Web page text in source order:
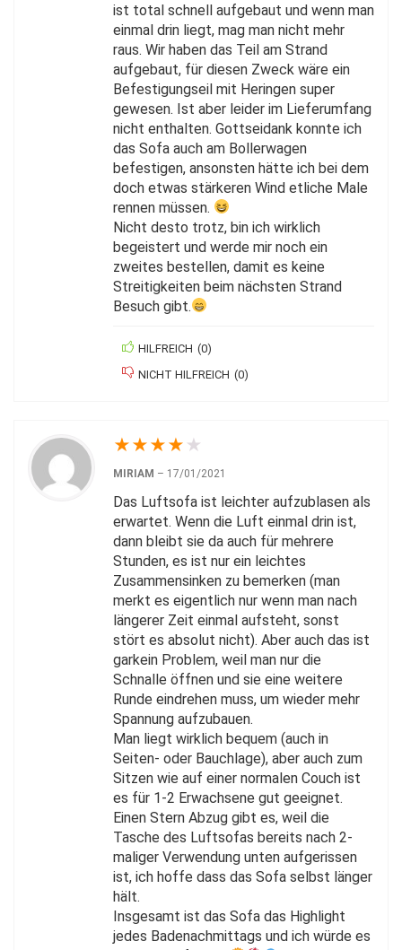
ist total schnell aufgebaut und wenn man
einmal drin liegt, mag man nicht mehr
raus. Wir haben das Teil am Strand
aufgebaut, für diesen Zweck wäre ein
Befestigungseil mit Heringen super
gewesen. Ist aber leider im Lieferumfang
nicht enthalten. Gottseidank konnte ich
das Sofa auch am Bollerwagen
befestigen, ansonsten hätte ich bei dem
doch etwas stärkeren Wind etliche Male
rennen müssen.
Nicht desto trotz, bin ich wirklich
begeistert und werde mir noch ein
zweites bestellen, damit es keine
Streitigkeiten beim nächsten Strand
Besuch gibt.
HILFREICH (0)
NICHT HILFREICH (0)
★★★★ ★
MIRIAM – 17/01/2021
Das Luftsofa ist leichter aufzublasen als
erwartet. Wenn die Luft einmal drin ist,
dann bleibt sie da auch für mehrere
Stunden, es ist nur ein leichtes
Zusammensinken zu bemerken (man
merkt es eigentlich nur wenn man nach
längerer Zeit einmal aufsteht, sonst
stört es absolut nicht). Aber auch das ist
garkein Problem, weil man nur die
Schnalle öffnen und sie eine weitere
Runde eindrehen muss, um wieder mehr
Spannung aufzubauen.
Man liegt wirklich bequem (auch in
Seiten- oder Bauchlage), aber auch zum
Sitzen wie auf einer normalen Couch ist
es für 1-2 Erwachsene gut geeignet.
Einen Stern Abzug gibt es, weil die
Tasche des Luftsofas bereits nach 2-
maliger Verwendung unten aufgerissen
ist, ich hoffe dass das Sofa selbst länger
hält.
Insgesamt ist das Sofa das Highlight
jedes Badenachmittags und ich würde es